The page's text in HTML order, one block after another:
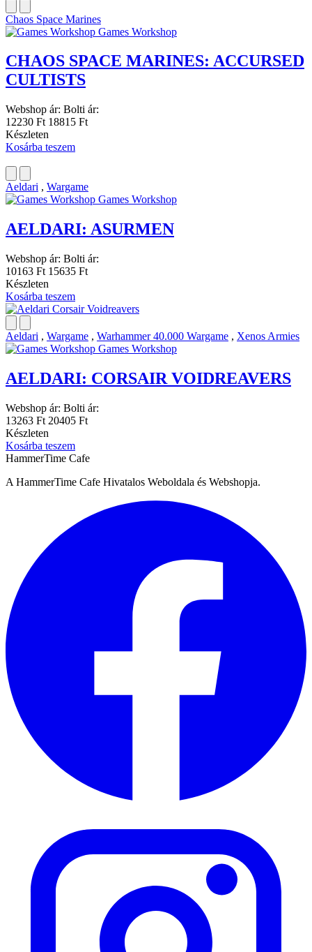
Chaos Space Marines
Games Workshop
CHAOS SPACE MARINES: ACCURSED
CULTISTS
Webshop ár: Bolti ár:
12230 Ft 18815 Ft
Készleten
Kosárba teszem
Aeldari , Wargame
Games Workshop
AELDARI: ASURMEN
Webshop ár: Bolti ár:
10163 Ft 15635 Ft
Készleten
Kosárba teszem
Aeldari , Wargame , Warhammer 40.000 Wargame , Xenos Armies
Games Workshop
AELDARI: CORSAIR VOIDREAVERS
Webshop ár: Bolti ár:
13263 Ft 20405 Ft
Készleten
Kosárba teszem
HammerTime Cafe
A HammerTime Cafe Hivatalos Weboldala és Webshopja.